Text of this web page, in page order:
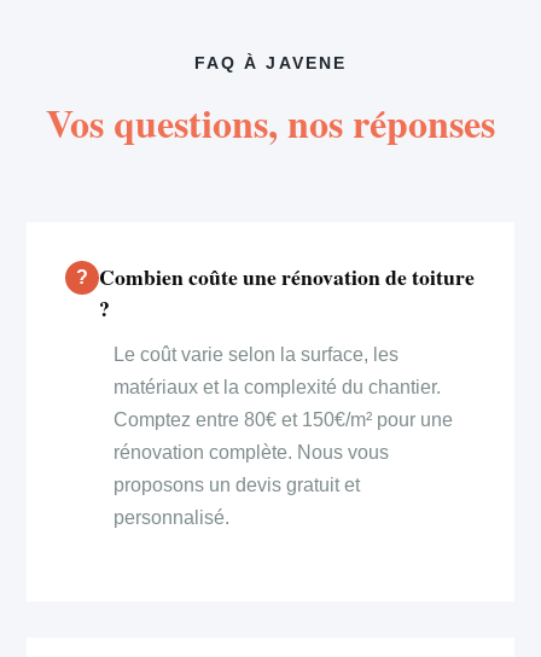
FAQ À JAVENE
Vos questions, nos réponses
Combien coûte une rénovation de toiture
?
Le coût varie selon la surface, les
matériaux et la complexité du chantier.
Comptez entre 80€ et 150€/m² pour une
rénovation complète. Nous vous
proposons un devis gratuit et
personnalisé.